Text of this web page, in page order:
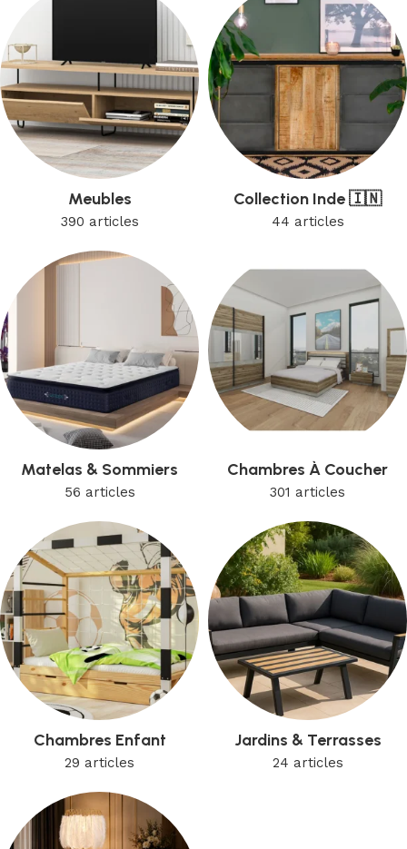
Meubles
390 articles
Collection Inde 🇮🇳
44 articles
Matelas & Sommiers
56 articles
Chambres À Coucher
301 articles
Chambres Enfant
29 articles
Jardins & Terrasses
24 articles